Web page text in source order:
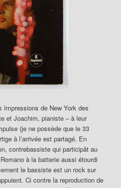
de New York des
et Joachim, pianiste – à leur
(je ne possède que le 33
à l’arrivée est partagé. En
contrebassiste qui participât au
à la batterie aussi étourdi
le bassiste est un rock sur
Ci contre la reproduction de